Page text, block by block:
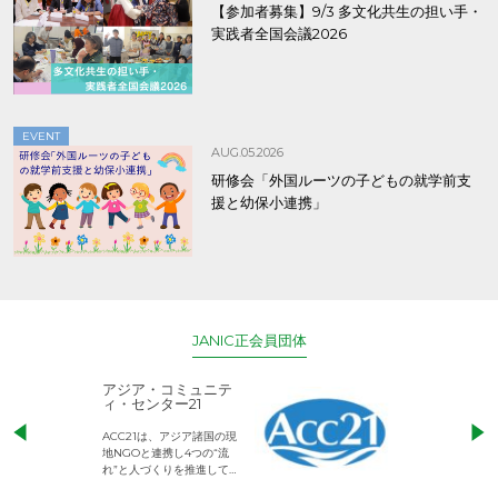
【参加者募集】9/3 多文化共生の担い手・
実践者全国会議2026
EVENT
AUG.05.2026
研修会「外国ルーツの子どもの就学前支
援と幼保小連携」
JANIC正会員団体
アジア・コミュニテ
ィ・センター21
ACC21は、アジア諸国の現
地NGOと連携し4つの“流
れ”と人づくりを推進してい
児童労働のない
権利が守られた